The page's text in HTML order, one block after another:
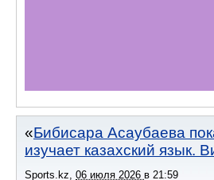
Бибисара Асаубаева
изучает казахский язык.
Sports.kz, 06 июля 2026 в 21:59